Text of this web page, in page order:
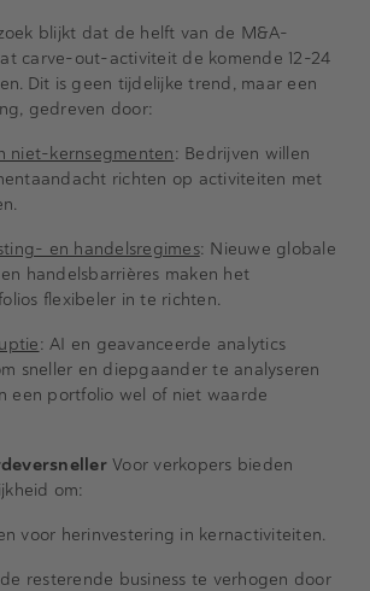
blijkt dat de helft van de M&A-
carve-out-activiteit de komende 12-24
Dit is geen tijdelijke trend, maar een
gedreven door:
niet-kernsegmenten: Bedrijven willen
richten op activiteiten met
en handelsregimes: Nieuwe globale
handelsbarrières maken het
flexibeler in te richten.
: AI en geavanceerde analytics
sneller en diepgaander te analyseren
een portfolio wel of niet waarde
Voor verkopers bieden
om:
voor herinvestering in kernactiviteiten.
resterende business te verhogen door